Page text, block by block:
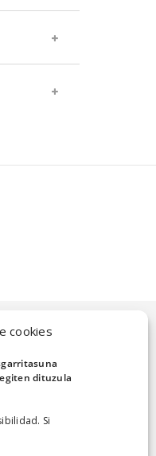
cookies
dituzula
Si